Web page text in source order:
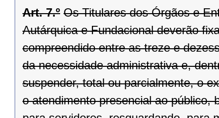
Art. 7.º Os Titulares dos Órgãos e
Autárquica e Fundacional deverão
compreendido entre as treze e
da necessidade administrativa e,
suspender, total ou parcialmente, o
o atendimento presencial ao público,